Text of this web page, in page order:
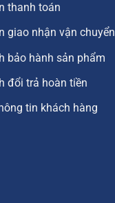
thanh toán
giao nhận vận chuyển
bảo hành sản phẩm
đổi trả hoàn tiền
tin khách hàng